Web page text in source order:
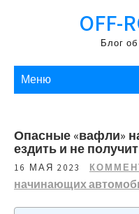
OFF-
Блог
Меню
Опасные «вафли»
ездить и не
16 МАЯ 2023
начинающих